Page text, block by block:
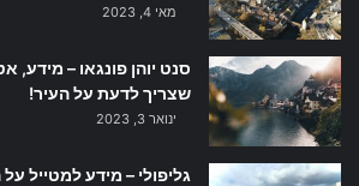
מאי 4, 2023
סנט יוהן פונגאו – מידע,
שצריך לדעת על העיר!
ינואר 3, 2023
גליפולי – מידע למטייל